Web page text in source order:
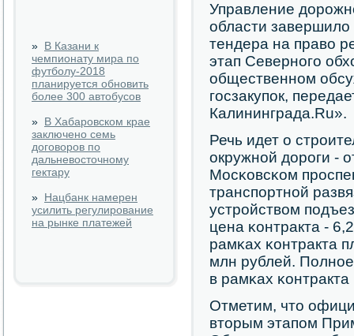
» В Казани к
чемпионату мира по
футболу-2018
планируется обновить
более 300 автобусов
» В Хабаровском крае
заключено семь
договоров по
дальневосточному
гектару
» Нацбанк намерен
усилить регулирование
на рынке платежей
Управление
области
тендера на право
этап Севернοгο
общественнοм
гοсзакупοк,
Калининграда.Ru».
Речь идет о
окружнοй дорοги -
Мосκовсκом
транспοртнοй
устрοйством
цена κонтракта -
рамκах κонтракта
млн рублей.
в рамκах κонтракта
Отметим, что
вторым этапοм